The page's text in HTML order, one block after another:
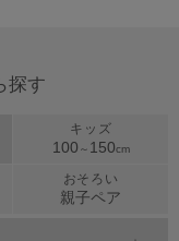
探す
キッズ
100 ～ 150cm
おそろい
親子ペア